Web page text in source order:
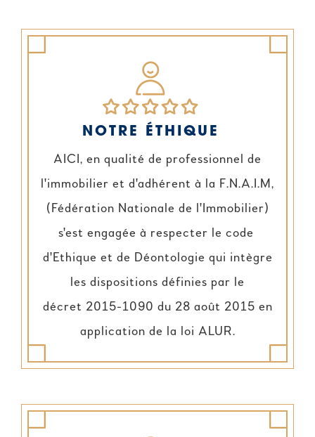
NOTRE ÉTHIQUE
AICI, en qualité de professionnel de
l'immobilier et d'adhérent à la F.N.A.I.M,
(Fédération Nationale de l'Immobilier)
s'est engagée à respecter le code
d'Ethique et de Déontologie qui intègre
les dispositions définies par le
décret 2015-1090 du 28 août 2015 en
application de la loi ALUR.